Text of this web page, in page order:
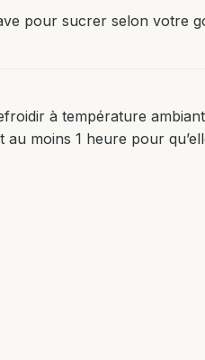
pour sucrer selon votre
à température
moins 1 heure pour